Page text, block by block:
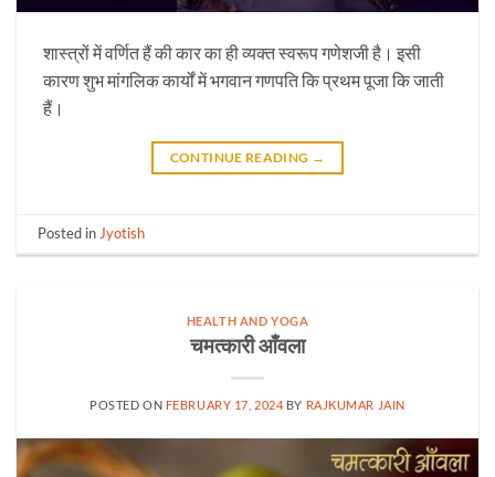
शास्त्रों में वर्णित हैं की कार का ही व्यक्त स्वरूप गणेशजी है। इसी
कारण शुभ मांगलिक कार्यों में भगवान गणपति कि प्रथम पूजा कि जाती
हैं।
CONTINUE READING →
Posted inJyotish
HEALTH AND YOGA
चमत्कारी आँवला
POSTED ON FEBRUARY 17, 2024 BY RAJKUMAR JAIN